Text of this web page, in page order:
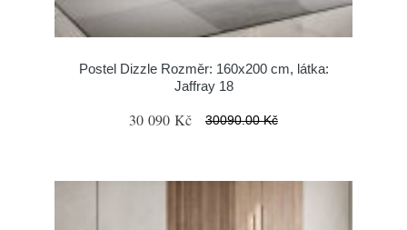
Postel Dizzle Rozměr: 160x200 cm, látka:
Jaffray 18
30 090 Kč 30090.00 Kč